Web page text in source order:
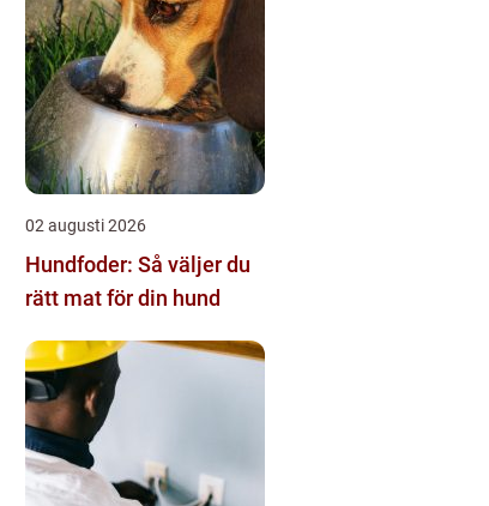
02 augusti 2026
Hundfoder: Så väljer du
rätt mat för din hund